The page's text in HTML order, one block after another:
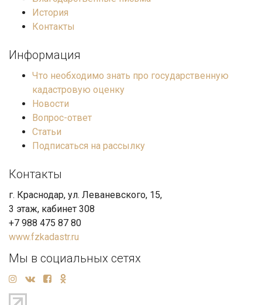
История
Контакты
Информация
Что необходимо знать про государственную
кадастровую оценку
Новости
Вопрос-ответ
Статьи
Подписаться на рассылку
Контакты
г. Краснодар, ул. Леваневского, 15,
3 этаж, кабинет 308
+7 988 475 87 80
www.fzkadastr.ru
Мы в социальных сетях